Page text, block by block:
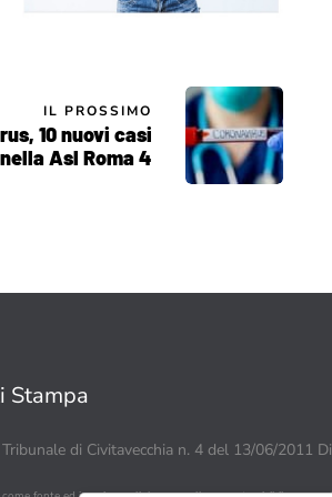
IL PROSSIMO
10 nuovi casi
Asl Roma 4
Stampa
di Civitavecchia n. 4 del 13/06/2011